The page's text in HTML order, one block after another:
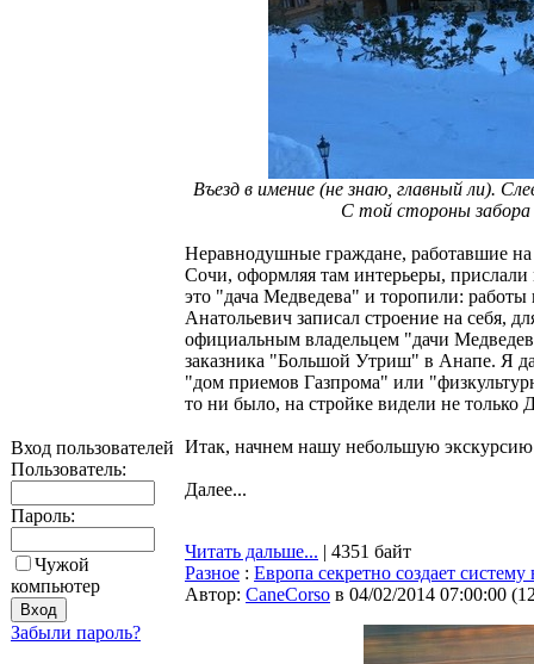
Вход пользователей
Пользователь:
Пароль:
Чужой
компьютер
Забыли пароль?
Въезд в имение (не знаю, главный ли).
С той стороны
Неравнодушные граждане, работавшие
Сочи, оформляя там интерьеры,
это "дача Медведева" и торопили:
Анатольевич записал строение на себя,
официальным владельцем "дачи
заказника "Большой Утриш" в Анапе. Я
"дом приемов Газпрома" или
то ни было, на стройке видели не
Итак, начнем нашу небольшую
Далее...
Читать дальше... | 4351 байт
Разное : Европа секретно создает
Автор: CaneCorso в 04/02/2014 07:00:00 (